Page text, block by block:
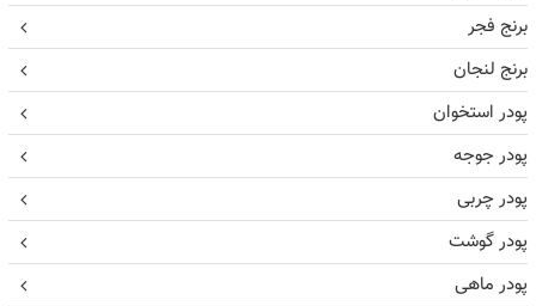
برنج فجر
برنج لنجان
پودر استخوان
پودر جوجه
پودر چربی
پودر گوشت
پودر ماهی